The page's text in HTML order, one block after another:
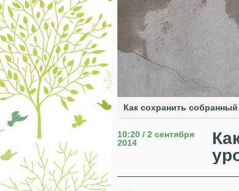
Как сохранить
10:20 / 2 сентября
2014